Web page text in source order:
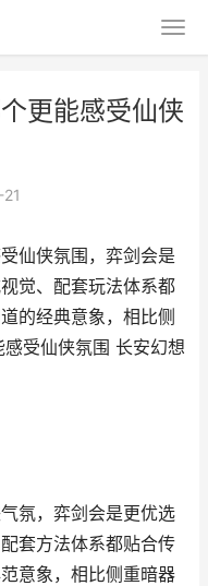
更能感受仙侠
仙侠氛围，弈剑会是
觉、配套玩法体系都
的经典意象，相比侧
受仙侠氛围 长安幻想
氛，弈剑会是更优选
套方法体系都贴合传
意象，相比侧重暗器